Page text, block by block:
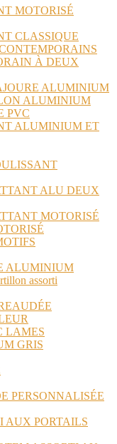
MOTORISÉ
CLASSIQUE
À DEUX
ALUMINIUM
ALUMINIUM
PVC
ALUMINIUM ET
ALU DEUX
MOTORISÉ
ALUMINIUM
assorti
LAMES
GRIS
PERSONNALISÉE
AUX PORTAILS